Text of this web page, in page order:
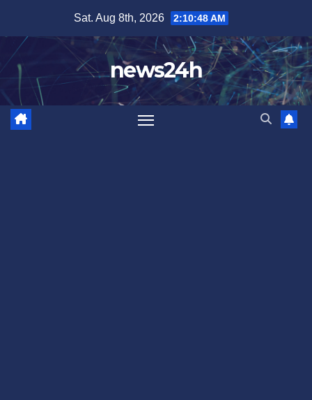
content
Sat. Aug 8th, 2026 2:10:50 AM
news24h